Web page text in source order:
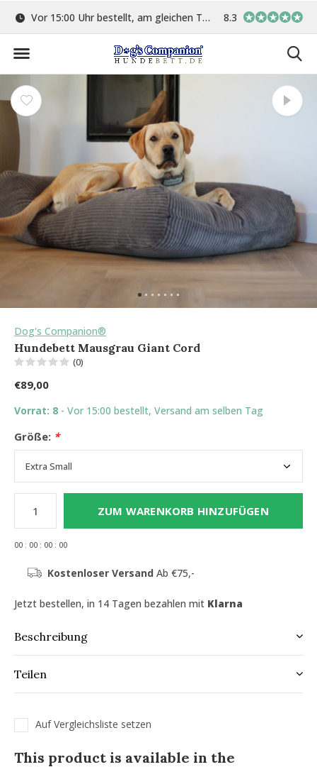
Vor 15:00 Uhr bestellt, am gleichen Tag versand In eigener
8.3
Dog's Companion®
Hundebett Mausgrau Giant Cord
(0)
€89,00
Vorrat: 8 - Vor 15:00 bestellt, Versand am selben Tag
Größe: *
ZUM WARENKORB HINZUFÜGEN
00 : 00 : 00 : 00
Kostenloser Versand Ab €75,-
Jetzt bestellen, in 14 Tagen bezahlen mit Klarna
Beschreibung
Teilen
Auf Vergleichsliste setzen
This product is available in the